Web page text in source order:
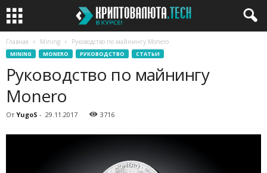
Главная Mining Руководство по майнингу Monero
MINING MONERO РУКОВОДСТВО СТАТЬИ
Руководство по майнингу
Monero
От YugoS - 29.11.2017 3716